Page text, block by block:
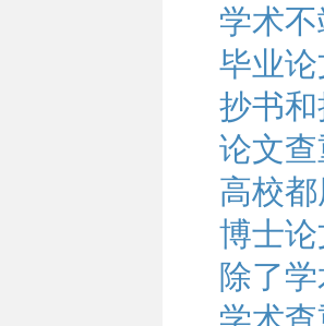
学术
毕业
抄书
论文
高校
博士
除了